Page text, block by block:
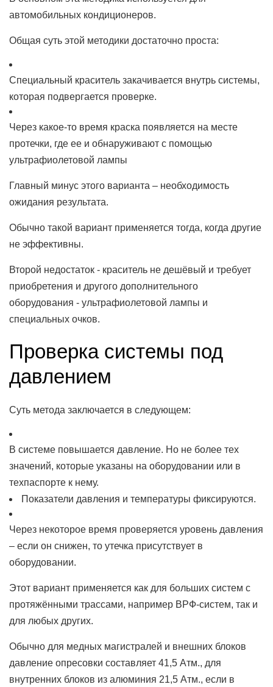
автомобильных кондиционеров.
Общая суть этой методики достаточно проста:
Специальный краситель закачивается внутрь системы,
которая подвергается проверке.
Через какое-то время краска появляется на месте
протечки, где ее и обнаруживают с помощью
ультрафиолетовой лампы
Главный минус этого варианта – необходимость
ожидания результата.
Обычно такой вариант применяется тогда, когда другие
не эффективны.
Второй недостаток - краситель не дешёвый и требует
приобретения и другого дополнительного
оборудования - ультрафиолетовой лампы и
специальных очков.
Проверка системы под
давлением
Суть метода заключается в следующем:
В системе повышается давление. Но не более тех
значений, которые указаны на оборудовании или в
техпаспорте к нему.
Показатели давления и температуры фиксируются.
Через некоторое время проверяется уровень давления
– если он снижен, то утечка присутствует в
оборудовании.
Этот вариант применяется как для больших систем с
протяжёнными трассами, например ВРФ-систем, так и
для любых других.
Обычно для медных магистралей и внешних блоков
давление опресовки составляет 41,5 Атм., для
внутренних блоков из алюминия 21,5 Атм., если в